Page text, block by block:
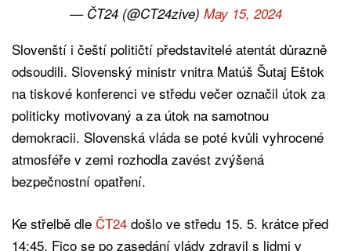
— ČT24 (@CT24zive) May 15, 2024
Slovenští i čeští političtí představitelé atentát důrazně
odsoudili. Slovenský ministr vnitra Matúš Šutaj Eštok
na tiskové konferenci ve středu večer označil útok za
politicky motivovaný a za útok na samotnou
demokracii. Slovenská vláda se poté kvůli vyhrocené
atmosféře v zemi rozhodla zavést zvýšená
bezpečnostní opatření.
Ke střelbě dle ČT24 došlo ve středu 15. 5. krátce před
14:45. Fico se po zasedání vlády zdravil s lidmi v